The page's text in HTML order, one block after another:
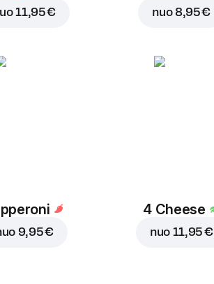
11,95 € nuo 8,95 €
9,95 €
4 Cheese
nuo 11,95 €